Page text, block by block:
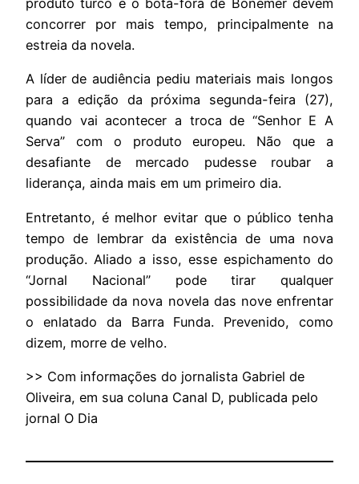
produto turco e o bota-fora de Bonemer devem
concorrer por mais tempo, principalmente na
estreia da novela.
A líder de audiência pediu materiais mais longos
para a edição da próxima segunda-feira (27),
quando vai acontecer a troca de “Senhor E A
Serva” com o produto europeu. Não que a
desafiante de mercado pudesse roubar a
liderança, ainda mais em um primeiro dia.
Entretanto, é melhor evitar que o público tenha
tempo de lembrar da existência de uma nova
produção. Aliado a isso, esse espichamento do
“Jornal Nacional” pode tirar qualquer
possibilidade da nova novela das nove enfrentar
o enlatado da Barra Funda. Prevenido, como
dizem, morre de velho.
>> Com informações do jornalista Gabriel de
Oliveira, em sua coluna Canal D, publicada pelo
jornal O Dia